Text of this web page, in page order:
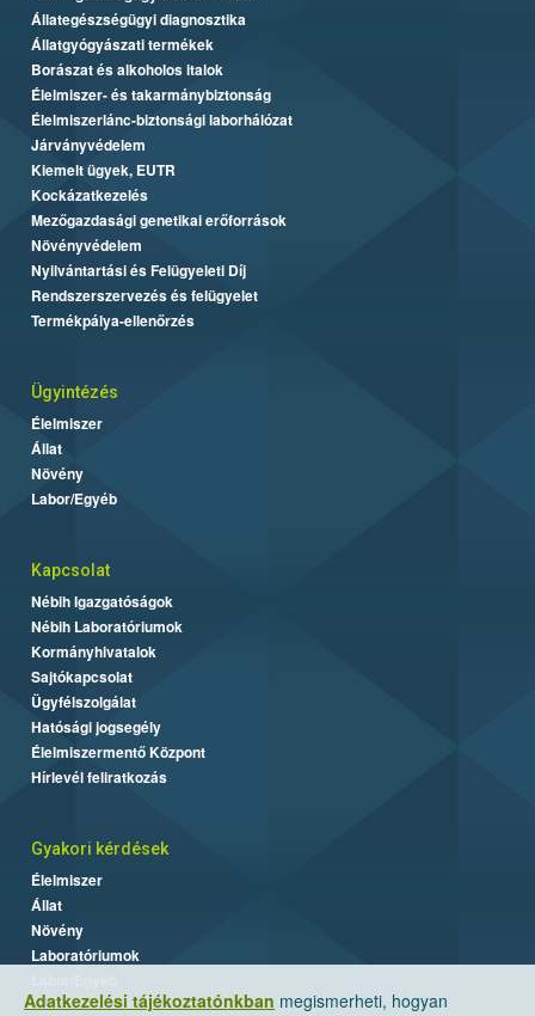
Adatkezelési tájékoztatónkban megismerheti, hogyan
Állategészségügyi diagnosztika
Állatgyógyászati termékek
Borászat és alkoholos italok
Élelmiszer- és takarmánybiztonság
Élelmiszerlánc-biztonsági laborhálózat
Járványvédelem
Kiemelt ügyek, EUTR
Kockázatkezelés
Mezőgazdasági genetikai erőforrások
Növényvédelem
Nyilvántartási és Felügyeleti Díj
Rendszerszervezés és felügyelet
Termékpálya-ellenőrzés
Ügyintézés
Élelmiszer
Állat
Növény
Labor/Egyéb
Kapcsolat
Nébih Igazgatóságok
Nébih Laboratóriumok
Kormányhivatalok
Sajtókapcsolat
Ügyfélszolgálat
Hatósági jogsegély
Élelmiszermentő Központ
Hírlevél feliratkozás
Gyakori kérdések
Élelmiszer
Állat
Növény
Laboratóriumok